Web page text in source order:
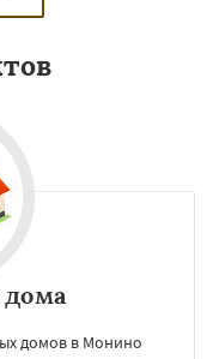
домов в Монино